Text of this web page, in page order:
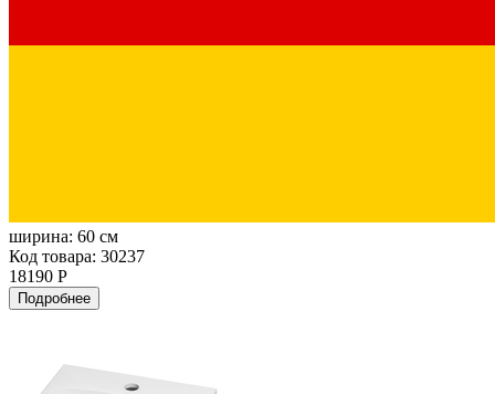
ширина: 60 см
Код товара: 30237
18190 Р
Подробнее